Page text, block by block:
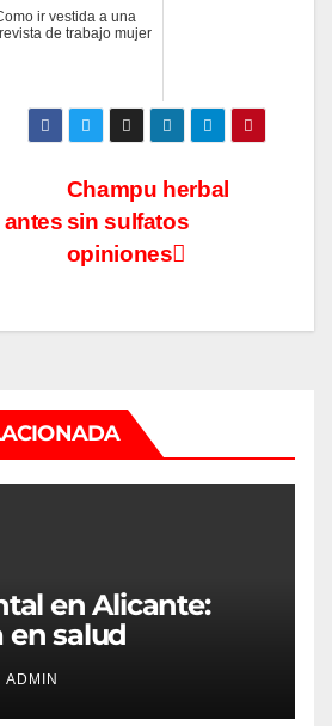
ir vestida a una
de trabajo mujer
Champu herbal
sin sulfatos
opiniones
en Alicante:
en salud
para todos
ADMIN